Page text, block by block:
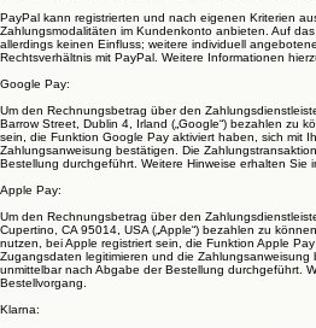
PayPal kann registrierten und nach eigenen Kriterien
Zahlungsmodalitäten im Kundenkonto anbieten. Auf
allerdings keinen Einfluss; weitere individuell
Rechtsverhältnis mit PayPal. Weitere Informationen
Google Pay:
Um den Rechnungsbetrag über den
Barrow Street, Dublin 4, Irland („Google“) bezahlen zu
sein, die Funktion Google Pay aktiviert haben, sich mit
Zahlungsanweisung bestätigen. Die
Bestellung durchgeführt. Weitere Hinweise erhalten Sie
Apple Pay:
Um den Rechnungsbetrag über den
Cupertino, CA 95014, USA („Apple“) bezahlen zu
nutzen, bei Apple registriert sein, die Funktion Apple
Zugangsdaten legitimieren und die Zahlungsanweisung
unmittelbar nach Abgabe der Bestellung durchgeführt.
Bestellvorgang.
Klarna: